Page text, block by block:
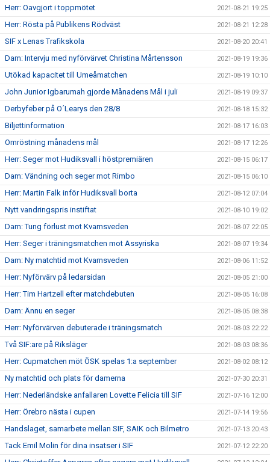
Herr: Oavgjort i toppmötet 2021-08-21 19:25
Herr: Rösta på Publikens Rödväst 2021-08-21 12:28
SIF x Lenas Trafikskola 2021-08-20 20:41
Dam: Intervju med nyförvärvet Christina Mårtensson 2021-08-19 19:36
Utökad kapacitet till Umeåmatchen 2021-08-19 10:10
John Junior Igbarumah gjorde Månadens Mål i juli 2021-08-19 09:37
Derbyfeber på O´Learys den 28/8 2021-08-18 15:32
Biljettinformation 2021-08-17 16:03
Omröstning månadens mål 2021-08-17 12:26
Herr: Seger mot Hudiksvall i höstpremiären 2021-08-15 06:17
Dam: Vändning och seger mot Rimbo 2021-08-15 06:10
Herr: Martin Falk inför Hudiksvall borta 2021-08-12 07:04
Nytt vandringspris instiftat 2021-08-10 19:02
Dam: Tung förlust mot Kvarnsveden 2021-08-07 22:05
Herr: Seger i träningsmatchen mot Assyriska 2021-08-07 19:34
Dam: Ny matchtid mot Kvarnsveden 2021-08-06 11:52
Herr: Nyförvärv på ledarsidan 2021-08-05 21:00
Herr: Tim Hartzell efter matchdebuten 2021-08-05 16:08
Dam: Ännu en seger 2021-08-05 08:38
Herr: Nyförvärven debuterade i träningsmatch 2021-08-03 22:22
Två SIF:are på Riksläger 2021-08-03 08:36
Herr: Cupmatchen möt ÖSK spelas 1:a september 2021-08-02 08:12
Ny matchtid och plats för damerna 2021-07-30 20:31
Herr: Nederländske anfallaren Lovette Felicia till SIF 2021-07-16 12:00
Herr: Örebro nästa i cupen 2021-07-14 19:56
Handslaget, samarbete mellan SIF, SAIK och Bilmetro 2021-07-13 20:43
Tack Emil Molin för dina insatser i SIF 2021-07-12 22:20